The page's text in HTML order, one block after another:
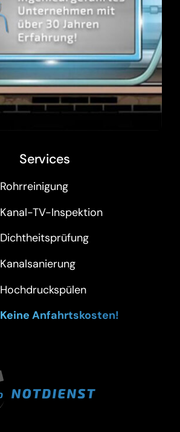
Services
Rohrreinigung
Kanal-TV-Inspektion
Dichtheitsprüfung
Kanalsanierung
Hochdruckspülen
Keine Anfahrtskosten!